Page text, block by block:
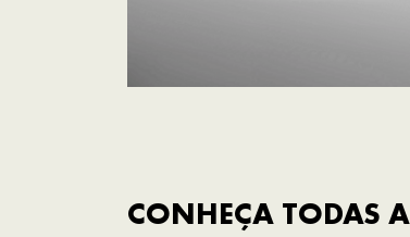
CONHEÇA TODAS